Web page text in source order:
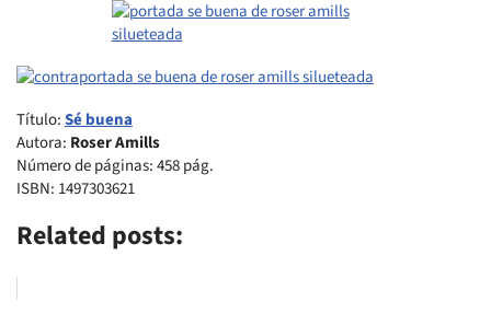
Título:Sé buena
Autora: Roser Amills
Número de páginas: 458 pág.
ISBN: 1497303621
Related posts: